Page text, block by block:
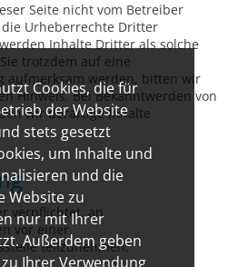
Cookies, die für
der Website
stets gesetzt
um Inhalte und
und die
Website zu
nur mit Ihrer
Außerdem geben
Ihrer Verwendung
Seite nicht vom Betreiber
Urheberrechte Dritter
Inhalte Dritter als solche
trotzdem auf eine
aufmerksam werden, bitten wir
Hinweis. Bei Bekanntwerden von
wir derartige Inhalte
verpflichtet, an
vor einer
teilzunehmen.